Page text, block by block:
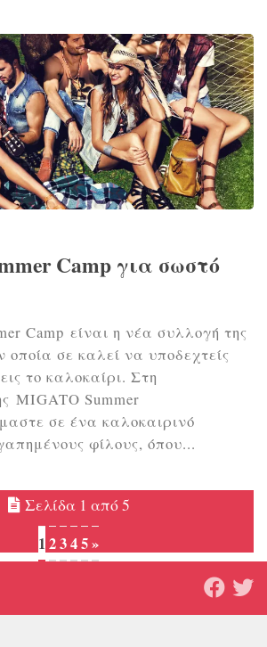
Camp για σωστό
Camp είναι η νέα συλλογή της
οποία σε καλεί να υποδεχτείς
το καλοκαίρι. Στη
MIGATO Summer
σε ένα καλοκαιρινό
φίλους, όπου...
Σελίδα 1 από 5
12345»